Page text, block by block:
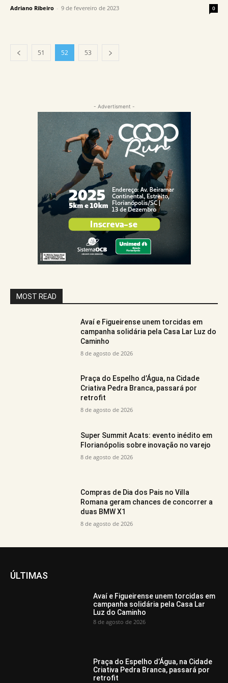
Adriano Ribeiro - 9 de fevereiro de 2023 0
51 52 53
- Advertisment -
MOST READ
Avaí e Figueirense unem torcidas em
campanha solidária pela Casa Lar Luz do
Caminho
8 de agosto de 2026
Praça do Espelho d’Água, na Cidade
Criativa Pedra Branca, passará por
retrofit
8 de agosto de 2026
Super Summit Acats: evento inédito em
Florianópolis sobre inovação no varejo
8 de agosto de 2026
Compras de Dia dos Pais no Villa
Romana geram chances de concorrer a
duas BMW X1
8 de agosto de 2026
ÚLTIMAS
Avaí e Figueirense unem torcidas em
campanha solidária pela Casa Lar
Luz do Caminho
8 de agosto de 2026
Praça do Espelho d’Água, na Cidade
Criativa Pedra Branca, passará por
retrofit